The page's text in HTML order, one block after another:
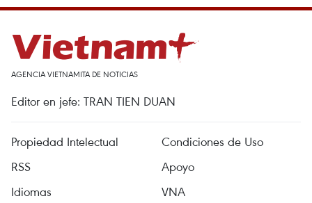
AGENCIA VIETNAMITA DE NOTICIAS
Editor en jefe: TRAN TIEN DUAN
Propiedad Intelectual
Condiciones de Uso
RSS
Apoyo
Idiomas
VNA